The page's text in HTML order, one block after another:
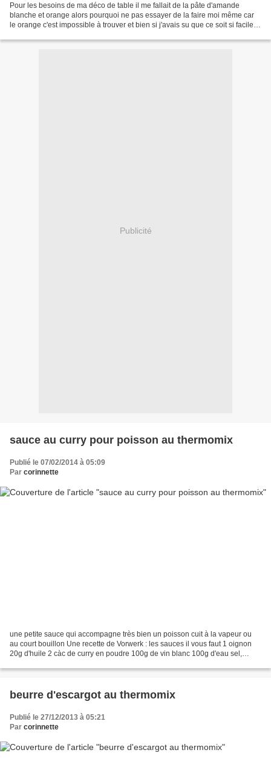
Pour les besoins de ma déco de table il me fallait de la pâte d'amande
blanche et orange alors pourquoi ne pas essayer de la faire moi même car
le orange c'est impossible à trouver et bien si j'avais su que ce soit si facile je
Publicité
sauce au curry pour poisson au thermomix
Publié le 07/02/2014 à 05:09
Par corinnette
une petite sauce qui accompagne très bien un poisson cuit à la vapeur ou
au court bouillon Une recette de Vorwerk : les sauces il vous faut 1 oignon
20g d'huile 2 càc de curry en poudre 100g de vin blanc 100g d'eau sel,
beurre d'escargot au thermomix
Publié le 27/12/2013 à 05:21
Par corinnette